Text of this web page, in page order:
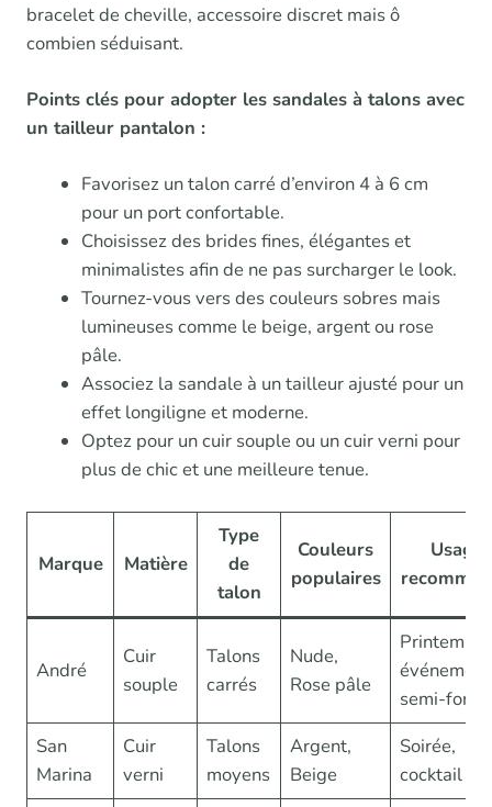
bracelet de cheville, accessoire discret mais ô
combien séduisant.
Points clés pour adopter les sandales à talons avec
un tailleur pantalon :
Favorisez un talon carré d’environ 4 à 6 cm
pour un port confortable.
Choisissez des brides fines, élégantes et
minimalistes afin de ne pas surcharger le look.
Tournez-vous vers des couleurs sobres mais
lumineuses comme le beige, argent ou rose
pâle.
Associez la sandale à un tailleur ajusté pour un
effet longiligne et moderne.
Optez pour un cuir souple ou un cuir verni pour
plus de chic et une meilleure tenue.
Marque Matière
Type
de
talon
Couleurs
populaires
Usage
André
Cuir
souple
Talons
carrés
Nude,
Rose pâle
Printemps,
semi-
San
Marina
Cuir
verni
Talons
moyens
Argent,
Beige
Soirée,
cocktail